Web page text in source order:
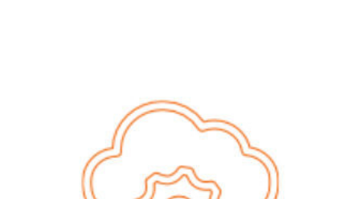
Vielen Dank für Ihre
Bewerbung! Wir melden
in Kürze bei Ihnen.